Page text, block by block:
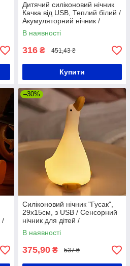
Дитячий силіконовий нічник
Качка від USB, Теплий білий /
Акумуляторний нічник /
Дитячий світильник нічник
В наявності
316 ₴ 451,43 ₴
Купити
/
–30%
Силіконовий нічник "Гусак",
29х15см, з USB / Сенсорний
нічник для дітей /
Акумуляторний світильник-
нічник
В наявності
375,90 ₴ 537 ₴